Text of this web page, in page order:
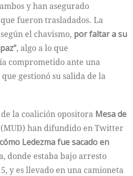
y han asegurado
fueron trasladados. La
el chavismo, por faltar a su
, algo a lo que
comprometido ante una
gestionó su salida de la
la coalición opositora Mesa de
(MUD) han difundido en Twitter
Ledezma fue sacado en
donde estaba bajo arresto
y es llevado en una camioneta